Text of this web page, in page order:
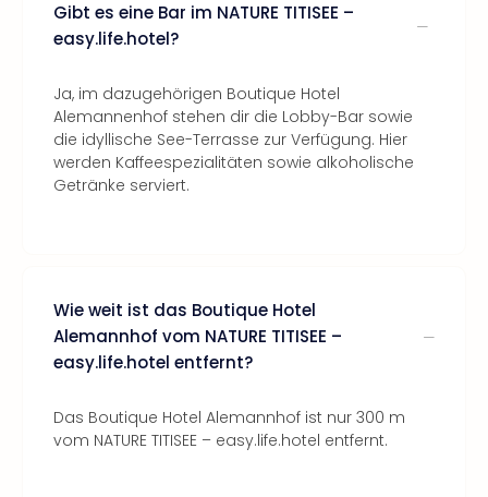
Gibt es eine Bar im NATURE TITISEE –
easy.life.hotel?
Ja, im dazugehörigen Boutique Hotel
Alemannenhof stehen dir die Lobby-Bar sowie
die idyllische See-Terrasse zur Verfügung. Hier
werden Kaffeespezialitäten sowie alkoholische
Getränke serviert.
Wie weit ist das Boutique Hotel
Alemannhof vom NATURE TITISEE –
easy.life.hotel entfernt?
Das Boutique Hotel Alemannhof ist nur 300 m
vom NATURE TITISEE – easy.life.hotel entfernt.